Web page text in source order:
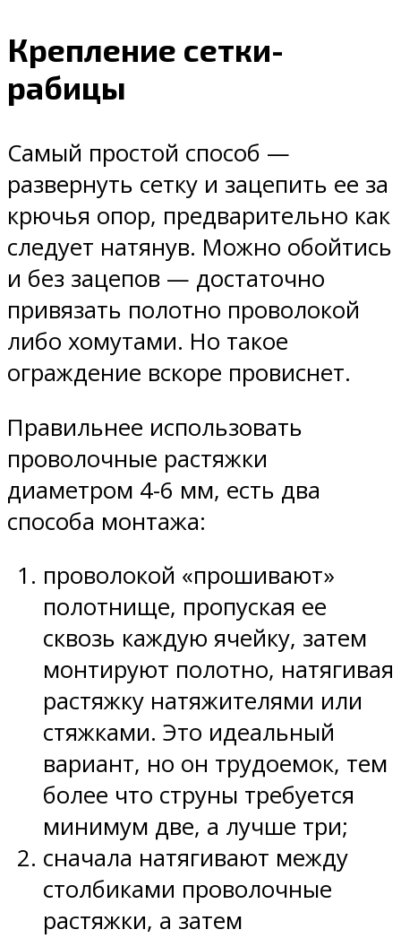
Крепление сетки-
рабицы
Самый простой способ —
развернуть сетку и зацепить ее за
крючья опор, предварительно как
следует натянув. Можно обойтись
и без зацепов — достаточно
привязать полотно проволокой
либо хомутами. Но такое
ограждение вскоре провиснет.
Правильнее использовать
проволочные растяжки
диаметром 4-6 мм, есть два
способа монтажа:
проволокой «прошивают»
полотнище, пропуская ее
сквозь каждую ячейку, затем
монтируют полотно, натягивая
растяжку натяжителями или
стяжками. Это идеальный
вариант, но он трудоемок, тем
более что струны требуется
минимум две, а лучше три;
сначала натягивают между
столбиками проволочные
растяжки, а затем